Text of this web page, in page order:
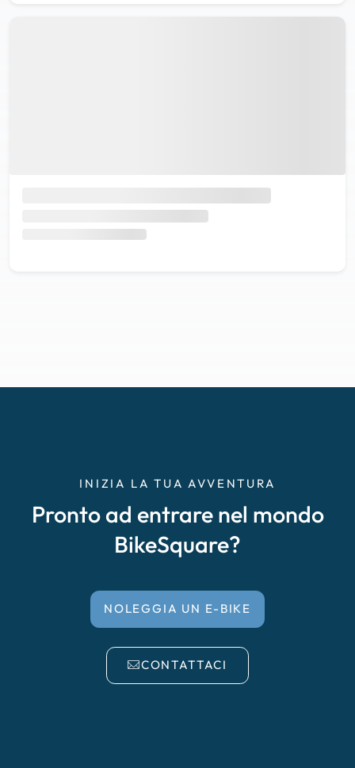
INIZIA LA TUA AVVENTURA
Pronto ad entrare nel mondo
BikeSquare?
NOLEGGIA UN E-BIKE
CONTATTACI